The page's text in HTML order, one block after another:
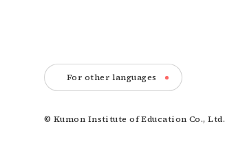
For other languages
© Kumon Institute of Education Co., Ltd.